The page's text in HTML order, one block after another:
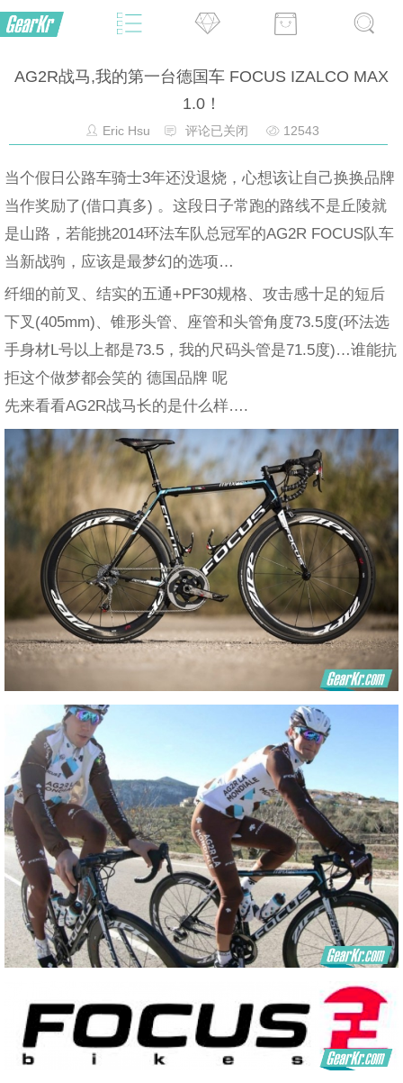
AG2R战马,我的第一台德国车 FOCUS IZALCO MAX
1.0！
Eric Hsu 评论已关闭 12543
当个假日公路车骑士3年还没退烧，心想该让自己换换品牌
当作奖励了(借口真多) 。这段日子常跑的路线不是丘陵就
是山路，若能挑2014环法车队总冠军的AG2R FOCUS队车
当新战驹，应该是最梦幻的选项…
纤细的前叉、结实的五通+PF30规格、攻击感十足的短后
下叉(405mm)、锥形头管、座管和头管角度73.5度(环法选
手身材L号以上都是73.5，我的尺码头管是71.5度)…谁能抗
拒这个做梦都会笑的 德国品牌 呢
先来看看AG2R战马长的是什么样….